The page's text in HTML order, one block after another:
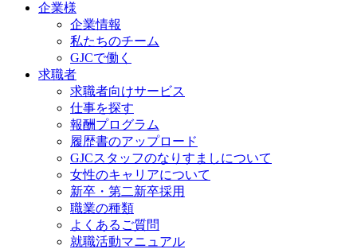
企業様
企業情報
私たちのチーム
GJCで働く
求職者
求職者向けサービス
仕事を探す
報酬プログラム
履歴書のアップロード
GJCスタッフのなりすましについて
女性のキャリアについて
新卒・第二新卒採用
職業の種類
よくあるご質問
就職活動マニュアル